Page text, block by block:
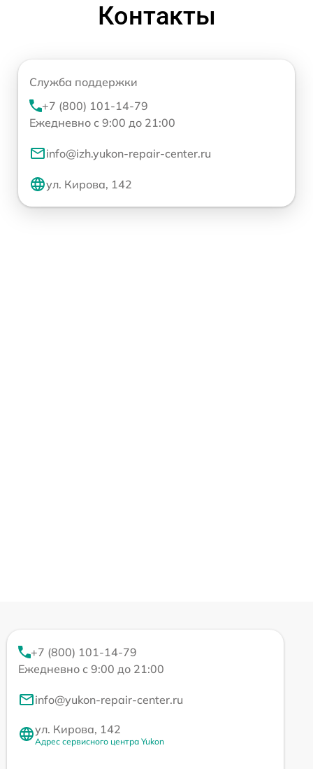
Контакты
Служба поддержки
+7 (800) 101-14-79
Ежедневно с 9:00 до 21:00
info@izh.yukon-repair-center.ru
ул. Кирова, 142
+7 (800) 101-14-79
Ежедневно с 9:00 до 21:00
info@yukon-repair-center.ru
ул. Кирова, 142
Адрес сервисного центра Yukon